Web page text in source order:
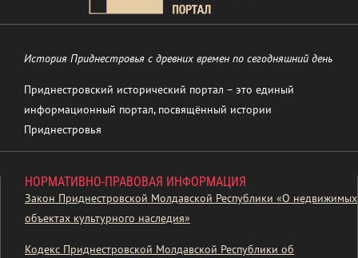
История Приднестровья с древних времен по сегодняшний день
Приднестровский исторический портал – это единый
информационный портал, посвящённый истории
Приднестровья
НОРМАТИВНО-ПРАВОВАЯ ИНФОРМАЦИЯ
Закон Приднестровской Молдавской Республики «О недвижимых
объектах культурного наследия»
Кодекс Приднестровской Молдавской Республики об